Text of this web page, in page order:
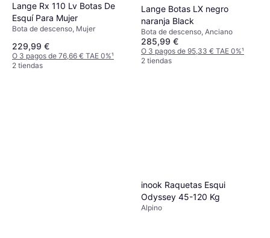
Salomon Kaloo Junior
Bastón de esquí de descenso,
Junior
16,49 €
Lange Rx 110 Lv Botas De
Esquí Para Mujer
Bota de descenso, Mujer
229,99 €
O 3 pagos de 76,66 € TAE 0%¹
2 tiendas
Lange Botas LX negro
naranja Black
Bota de descenso, Anciano
285,99 €
O 3 pagos de 95,33 € TAE 0%¹
2 tiendas
inook Raquetas Esqui
Odyssey 45-120 Kg
Alpino